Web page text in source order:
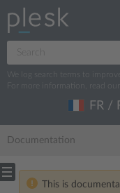
We log search terms to
For more information, read our
FR /
Documentation
This is